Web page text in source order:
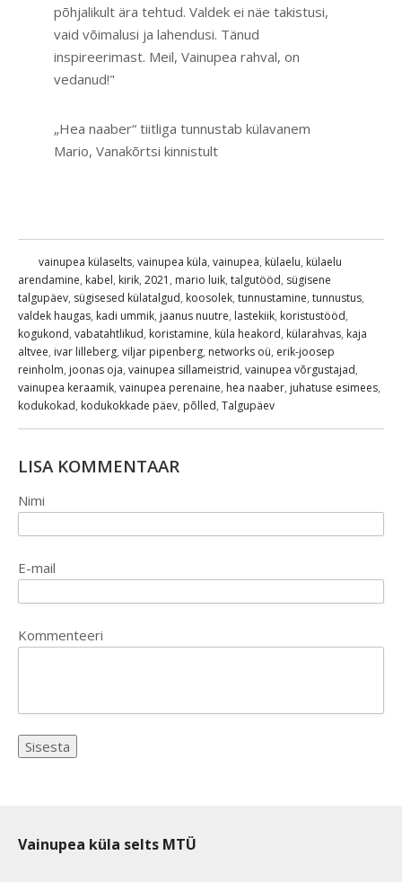
põhjalikult ära tehtud. Valdek ei näe takistusi,
vaid võimalusi ja lahendusi. Tänud
inspireerimast. Meil, Vainupea rahval, on
vedanud!"
„Hea naaber“ tiitliga tunnustab külavanem
Mario, Vanakõrtsi kinnistult
vainupea külaselts, vainupea küla, vainupea, külaelu, külaelu
arendamine, kabel, kirik, 2021 , mario luik, talgutööd, sügisene
talgupäev, sügisesed külatalgud, koosolek, tunnustamine, tunnustus,
valdek haugas, kadi ummik, jaanus nuutre, lastekiik, koristustööd,
kogukond, vabatahtlikud, koristamine, küla heakord, külarahvas, kaja
altvee, ivar lilleberg, viljar pipenberg, networks oü, erik-joosep
reinholm, joonas oja, vainupea sillameistrid, vainupea võrgustajad,
vainupea keraamik, vainupea perenaine, hea naaber, juhatuse esimees,
kodukokad, kodukokkade päev, põlled, Talgupäev
LISA KOMMENTAAR
Nimi
E-mail
Kommenteeri
Vainupea küla selts MTÜ